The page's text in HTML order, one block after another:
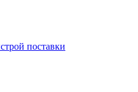
поставки